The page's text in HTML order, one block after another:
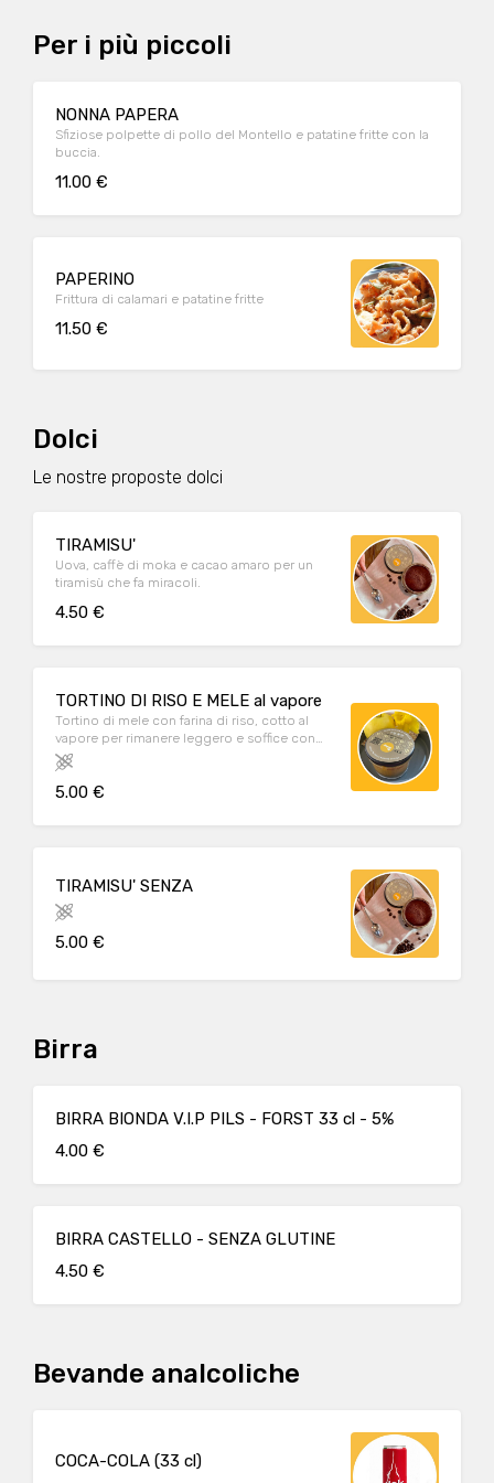
Per i più piccoli
NONNA PAPERA
Sfiziose polpette di pollo del Montello e patatine fritte con la
buccia.
11.00 €
PAPERINO
Frittura di calamari e patatine fritte
11.50 €
Dolci
Le nostre proposte dolci
TIRAMISU'
Uova, caffè di moka e cacao amaro per un
tiramisù che fa miracoli.
4.50 €
TORTINO DI RISO E MELE al vapore
Tortino di mele con farina di riso, cotto al
vapore per rimanere leggero e soffice con
profumi di cannella e scorzetta d'arancia.
Adatto intolleranti al glutine e al lattosio
5.00 €
TIRAMISU' SENZA
5.00 €
Birra
BIRRA BIONDA V.I.P PILS - FORST 33 cl - 5%
4.00 €
BIRRA CASTELLO - SENZA GLUTINE
4.50 €
Bevande analcoliche
COCA-COLA (33 cl)